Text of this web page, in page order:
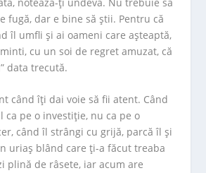
fugă, dar e bine să știi. Pentru că
îl umfli și ai oameni care așteaptă,
cu un soi de regret amuzat, că
data trecută.
când îți dai voie să fii atent. Când
ca pe o investiție, nu ca pe o
când îl strângi cu grijă, parcă îl și
uriaș blând care ți-a făcut treaba
plină de râsete, iar acum are